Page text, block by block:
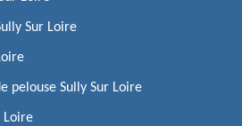
Sur Loire
pelouse Sully Sur Loire
Loire